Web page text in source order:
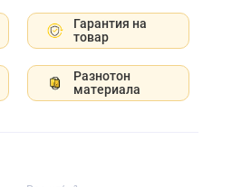
Гарантия на
товар
Разнотон
материала